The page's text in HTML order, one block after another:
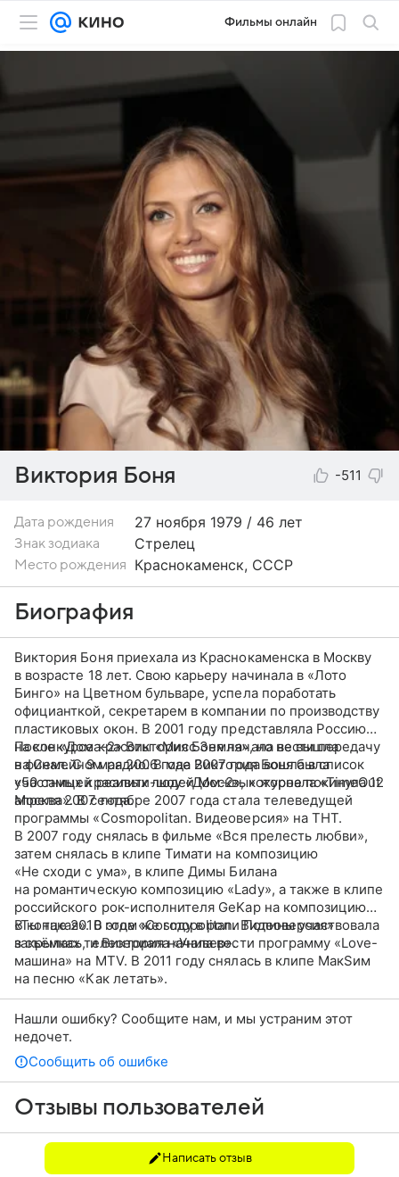
Фильмы онлайн
Виктория Боня -511
Дата рождения 27 ноября 1979 / 46 лет
Знак зодиака Стрелец
Место рождения Краснокаменск, СССР
Биография
Виктория Боня приехала из Краснокаменска в Москву
в возрасте 18 лет. Свою карьеру начинала в «Лото
Бинго» на Цветном бульваре, успела поработать
официанткой, секретарем в компании по производству
пластиковых окон. В 2001 году представляла Россию
на конкурсе красоты «Мисс Земля», но не вышла
в финал. С 9 мая 2006 года Виктория Боня была
участницей реалити-шоу «Дом-2», которое покинула 12
апреля 2007 года.
После «Дома-2» Виктория Боня начала вести передачу
на Семейном радио. В мае 2007 года вошла в список
«50 самых красивых людей Москвы» журнала «TimeOut
Москва». В сентябре 2007 года стала телеведущей
программы «Cosmopolitan. Видеоверсия» на ТНТ.
В 2007 году снялась в фильме «Вся прелесть любви»,
затем снялась в клипе Тимати на композицию
«Не сходи с ума», в клипе Димы Билана
на романтическую композицию «Lady», а также в клипе
российского рок-исполнителя GeKap на композицию
«Ты такая». В этом же году в роли Полины участвовала
в съёмках телесериала «Универ».
В конце 2010 года «Cosmopolitan. Видеоверсия»
закрылась, и Виктория начала вести программу «Love-
машина» на MTV. В 2011 году снялась в клипе МакSим
на песню «Как летать».
Нашли ошибку? Сообщите нам, и мы устраним этот
недочет.
Сообщить об ошибке
Отзывы пользователей
Написать отзыв